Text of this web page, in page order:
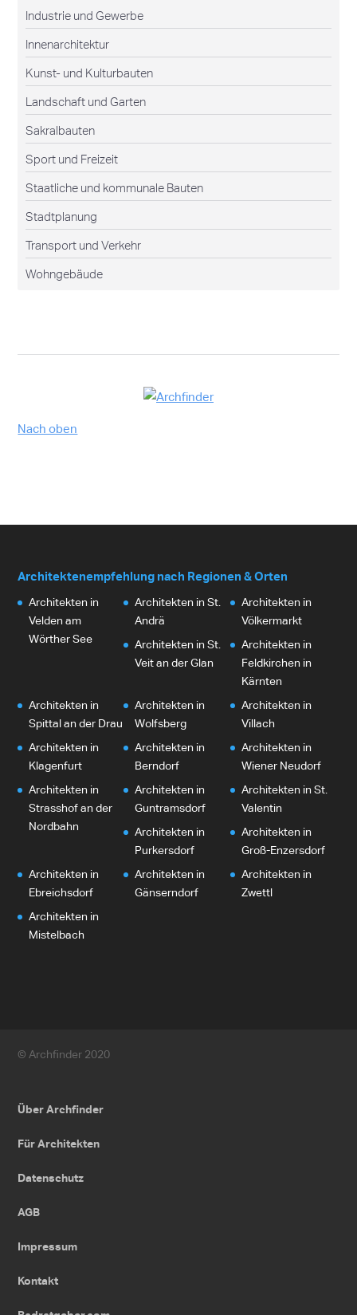
Industrie und Gewerbe
Innenarchitektur
Kunst- und Kulturbauten
Landschaft und Garten
Sakralbauten
Sport und Freizeit
Staatliche und kommunale Bauten
Stadtplanung
Transport und Verkehr
Wohngebäude
Nach oben
Architektenempfehlung nach Regionen & Orten
Architekten in
Velden am
Wörther See
Architekten in St.
Andrä
Architekten in
Völkermarkt
Architekten in St.
Veit an der Glan
Architekten in
Feldkirchen in
Kärnten
Architekten in
Spittal an der Drau
Architekten in
Wolfsberg
Architekten in
Villach
Architekten in
Klagenfurt
Architekten in
Berndorf
Architekten in
Wiener Neudorf
Architekten in
Strasshof an der
Nordbahn
Architekten in
Guntramsdorf
Architekten in St.
Valentin
Architekten in
Purkersdorf
Architekten in
Groß-Enzersdorf
Architekten in
Ebreichsdorf
Architekten in
Gänserndorf
Architekten in
Zwettl
Architekten in
Mistelbach
© Archfinder 2020
Über Archfinder
Für Architekten
Datenschutz
AGB
Impressum
Kontakt